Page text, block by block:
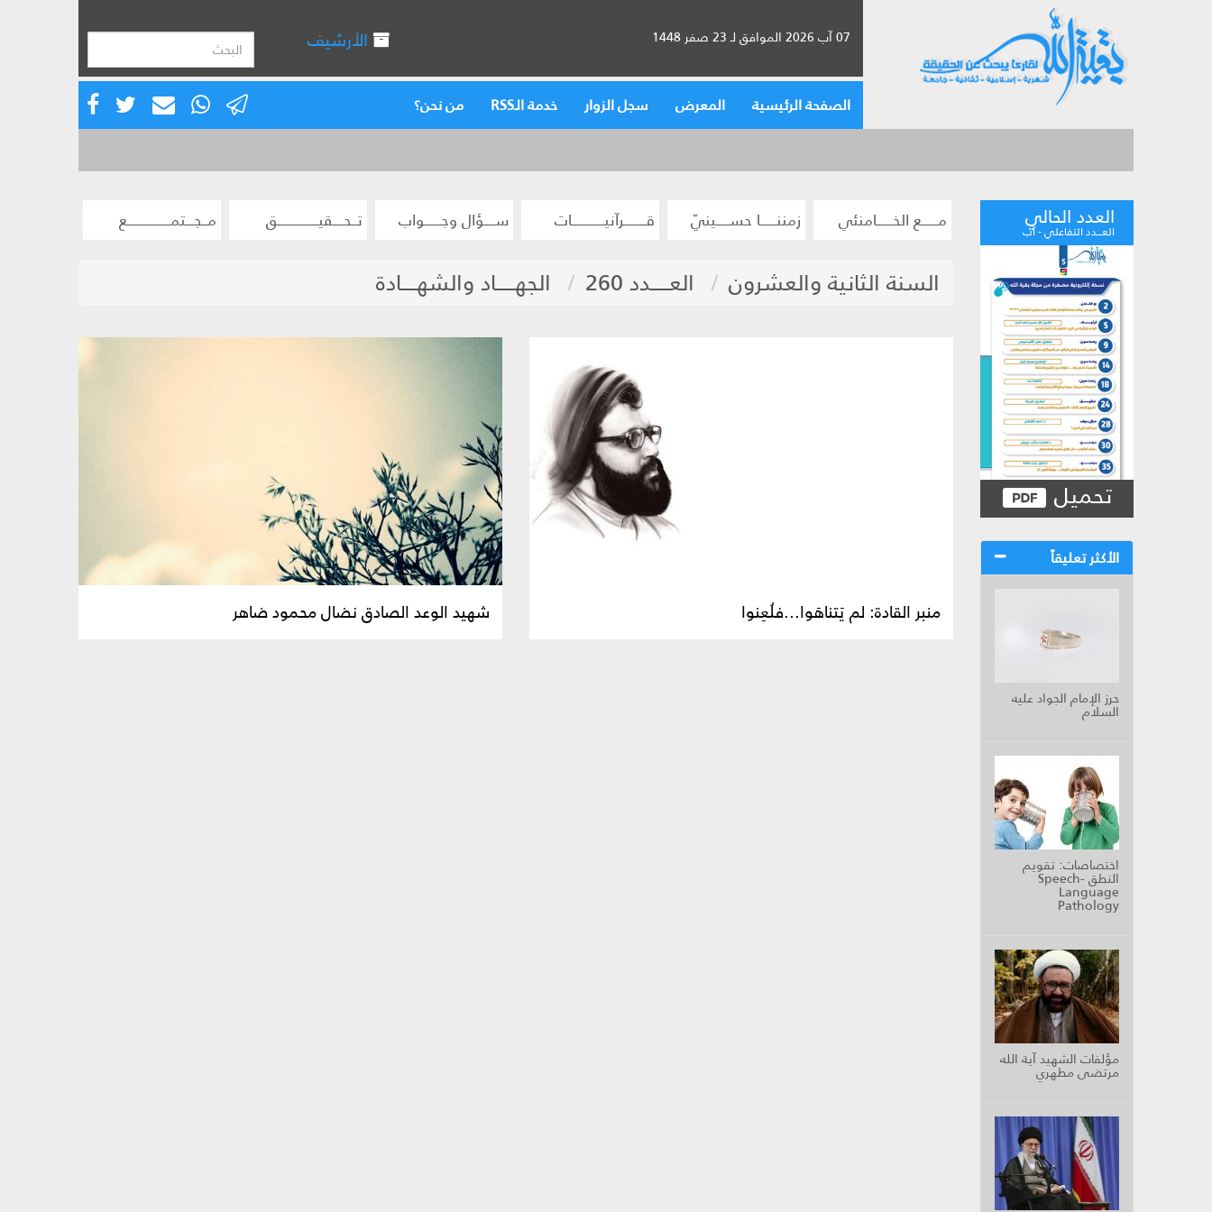
07 آب 2026 الموافق لـ 23 صفر 1448 الأرشيف
الصفحة الرئيسية المعرض سجل الزوار خدمة الـRSS من نحن؟
العدد الحالي
العـــدد التفاعلي - آب
تحميل
الأكثر تعليقاً
حرز الإمام الجواد عليه
السلام
اختصاصات: تقويم
النطق Speech-
Language
Pathology
مؤلفات الشهيد آية الله
مرتضى مطهري
مــــــع الخــــــامنئي زمننــــــا حســـــينيّ قــــــــرآنيــــــــــــات ســــؤال وجــــــواب تــحــــقيـــــــــــــــق مــجـــتمــــــــــــــــع
السنة الثانية والعشرون العـــــدد 260 الجهـــــاد والشهــــادة
منبر القادة: لم يَتناهَوا...فلُعِنوا شهيد الوعد الصادق نضال محمود ضاهر